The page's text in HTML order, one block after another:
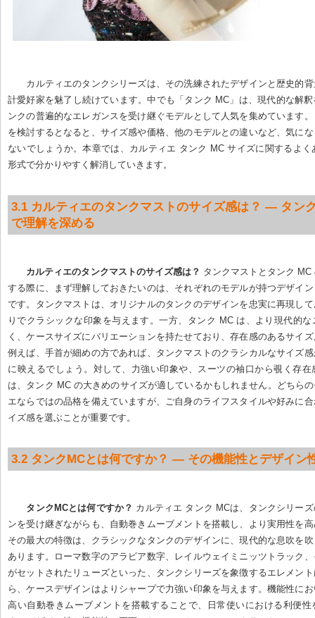
カルティエのタンクシリーズは、その洗練されたデザインと歴史的
計愛好家を魅了し続けています。中でも「タンク MC」は、現代的な解
ンクの普遍的なエレガンスを受け継ぐモデルとして人気を集めています
を検討するとなると、サイズ感や価格、他のモデルとの違いなど、気に
ないでしょうか。本章では、カルティエ タンク MC サイズに関するよく
形式で分かりやすく解消していきます。
3.1 カルティエのタンクマストのサイズ感は？ — タン
で理解を深める
カルティエのタンクマストのサイズ感は？ タンクマストとタンク
する際に、まず理解しておきたいのは、それぞれのモデルが持つデザイ
です。タンクマストは、オリジナルのタンクのデザインを忠実に再現し
りでクラシックな印象を与えます。一方、タンク MC は、より現代的
く、ケースサイズにバリエーションを持たせており、存在感のあるサイ
例えば、手首が細めの方であれば、タンクマストのクラシカルなサイズ
に映えるでしょう。対して、力強い印象や、スーツの袖口から覗く存在
は、タンク MC の大きめのサイズが適しているかもしれません。どちら
エならではの品格を備えていますが、ご自身のライフスタイルや好みに
イズ感を選ぶことが重要です。
3.2 タンクMCとは何ですか？ — その機能性とデザイン
タンクMCとは何ですか？ カルティエ タンク MCは、タンクシリー
ンを受け継ぎながらも、自動巻きムーブメントを搭載し、より実用性を
その最大の特徴は、クラシックなタンクのデザインに、現代的な息吹を
あります。ローマ数字のアラビア数字、レイルウェイミニッツトラック
がセットされたリューズといった、タンクシリーズを象徴するエレメン
ら、ケースデザインはよりシャープで力強い印象を与えます。機能性に
高い自動巻きムーブメントを搭載することで、日常使いにおける利便性